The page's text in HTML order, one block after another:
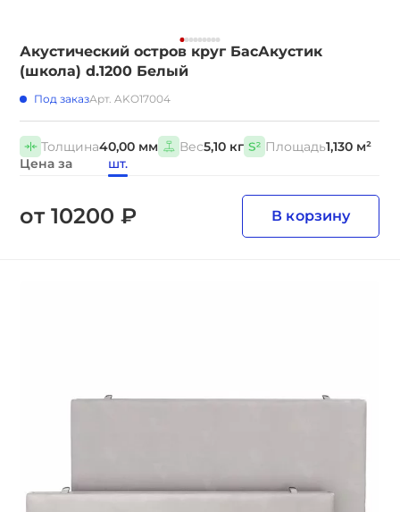
Акустический остров круг БасАкустик
(школа) d.1200 Белый
Под заказАрт. AKO17004
Толщина40,00 мм Вес5,10 кг Площадь1,130 м²
Цена за
шт.
от 10200 ₽ В корзину